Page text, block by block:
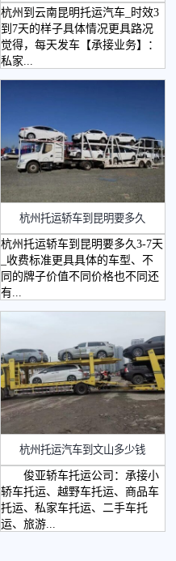
杭州到云南昆明托运汽车_时效3
到7天的样子具体情况更具路况
觉得，每天发车【承接业务】：
私家...
杭州托运轿车到昆明要多久
杭州托运轿车到昆明要多久3-7天
_收费标准更具具体的车型、不
同的牌子价值不同价格也不同还
有...
杭州托运汽车到文山多少钱
俊亚轿车托运公司：承接小
轿车托运、越野车托运、商品车
托运、私家车托运、二手车托
运、旅游...